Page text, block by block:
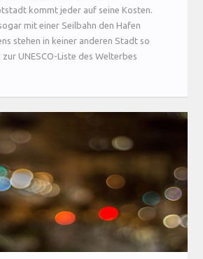
kommt jeder auf seine Kosten.
mit einer Seilbahn den Hafen
stehen in keiner anderen Stadt so
UNESCO-Liste des Welterbes